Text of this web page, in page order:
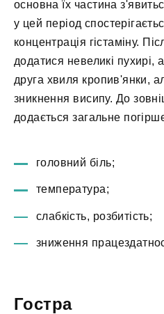
основна їх частина
у цей період
концентрація гістаміну.
додатися невеликі пухирі,
друга хвиля кропив'янки,
зникнення висипу. До
додається загальне
головний біль;
температура;
слабкість, розбитість;
зниження
Гостра